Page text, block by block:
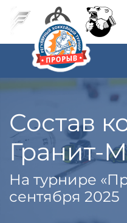
Состав
Гранит-
На турнире
сентября 2025